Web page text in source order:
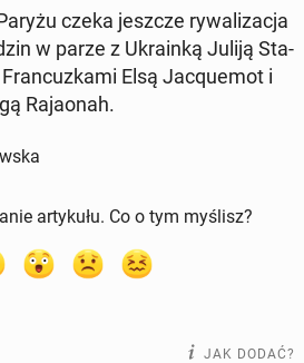
czeka jeszcze ry­wa­li­za­cja
w parze z Ukra­in­ką Juliją Sta­
Elsą Ja­cqu­emot i
Ra­ja­onah.
artykułu. Co o tym myślisz?
JAK DODAĆ?